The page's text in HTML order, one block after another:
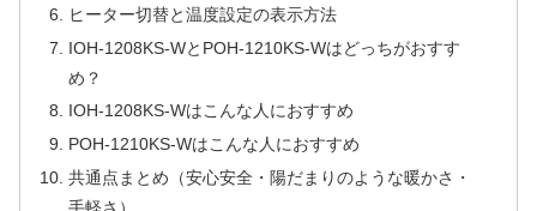
ヒーター切替と温度設定の表示方法
IOH-1208KS-WとPOH-1210KS-Wはどっちがおすす
め？
IOH-1208KS-Wはこんな人におすすめ
POH-1210KS-Wはこんな人におすすめ
共通点まとめ（安心安全・陽だまりのような暖かさ・